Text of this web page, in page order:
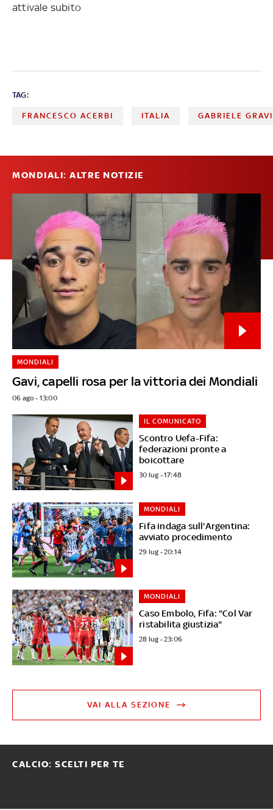
attivale subito
TAG:
FRANCESCO ACERBI ITALIA GABRIELE
MONDIALI: ALTRE NOTIZIE
Gavi, capelli rosa per la vittoria dei Mondiali
MONDIALI
06 ago - 13:00
Scontro Uefa-Fifa:
federazioni pronte a
boicottare
IL COMUNICATO
30 lug - 17:48
Fifa indaga sull'Argentina:
avviato procedimento
MONDIALI
29 lug - 20:14
Caso Embolo, Fifa: "Col Var
ristabilita giustizia"
MONDIALI
28 lug - 23:06
VAI ALLA SEZIONE
CALCIO: SCELTI PER TE